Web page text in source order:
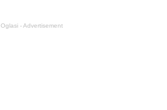
Oglasi - Advertisement